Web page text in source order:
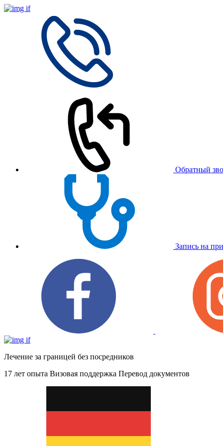
Обратный
Запись на
Лечение за границей без посредников
17 лет опыта Визовая поддержка Перевод документов